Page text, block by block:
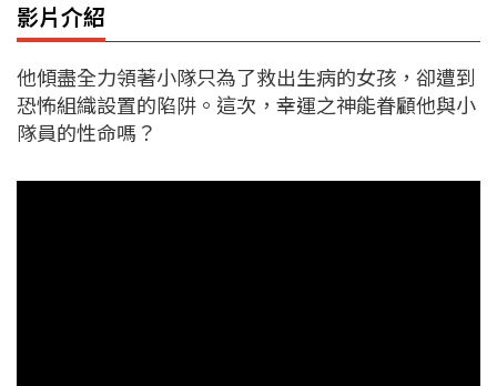
影片介紹
他傾盡全力領著小隊只為了救出生病的女孩，卻遭到
恐怖組織設置的陷阱。這次，幸運之神能眷顧他與小
隊員的性命嗎？